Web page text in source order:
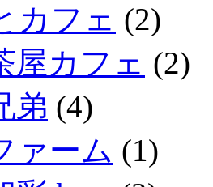
カフェ (2)
屋カフェ (2)
弟 (4)
ァーム (1)